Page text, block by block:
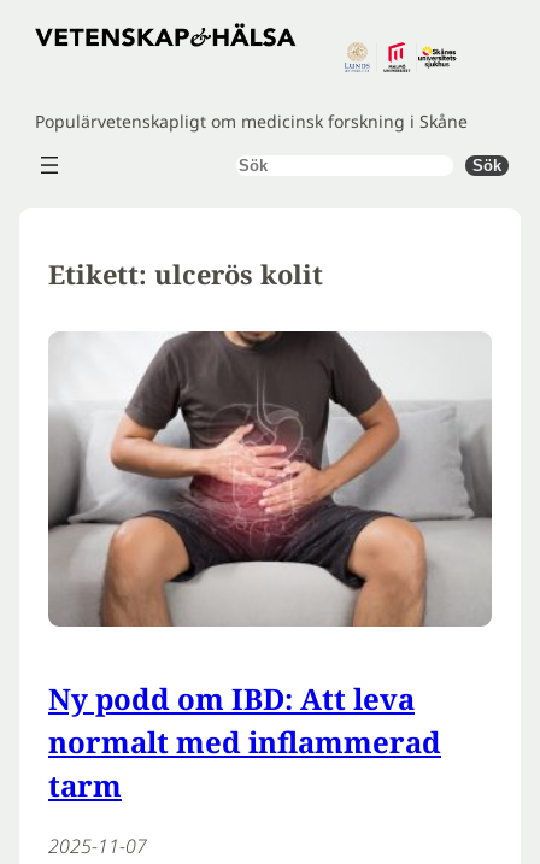
Hoppa
Populärvetenskapligt om medicinsk forskning i Skåne
Sök Sök
Etikett: ulcerös kolit
Ny podd om IBD: Att leva
normalt med inflammerad
tarm
2025-11-07